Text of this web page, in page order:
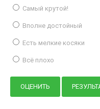
Самый крутой!
Вполне достойный
Есть мелкие косяки
Всё плохо